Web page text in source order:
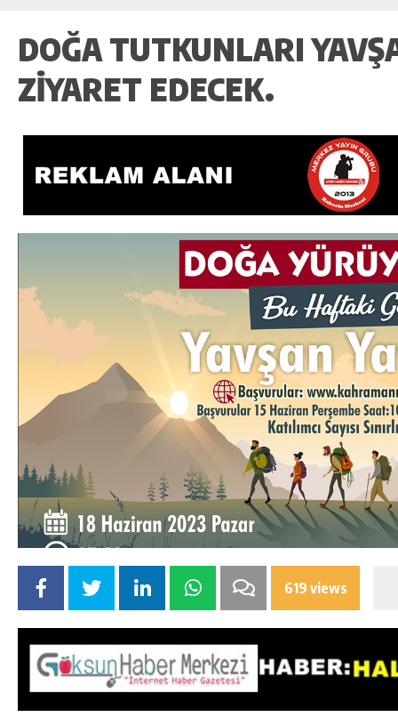
DOĞA TUTKUNLARI
ZIYARET EDECEK.
619 views